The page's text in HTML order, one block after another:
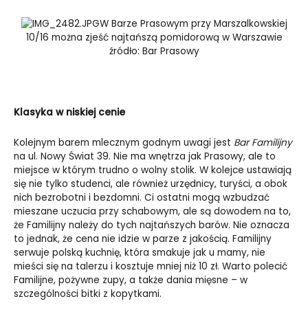
W Barze Prasowym przy Marszalkowskiej
10/16 można zjeść najtańszą pomidorową w Warszawie
źródło: Bar Prasowy
Klasyka w niskiej cenie
Kolejnym barem mlecznym godnym uwagi jest Bar Familijny
na ul. Nowy Świat 39. Nie ma wnętrza jak Prasowy, ale to
miejsce w którym trudno o wolny stolik. W kolejce ustawiają
się nie tylko studenci, ale również urzędnicy, turyści, a obok
nich bezrobotni i bezdomni. Ci ostatni mogą wzbudzać
mieszane uczucia przy schabowym, ale są dowodem na to,
że Familijny należy do tych najtańszych barów. Nie oznacza
to jednak, że cena nie idzie w parze z jakością. Familijny
serwuje polską kuchnię, która smakuje jak u mamy, nie
mieści się na talerzu i kosztuje mniej niż 10 zł. Warto polecić
Familijne, pożywne zupy, a także dania mięsne – w
szczególności bitki z kopytkami.